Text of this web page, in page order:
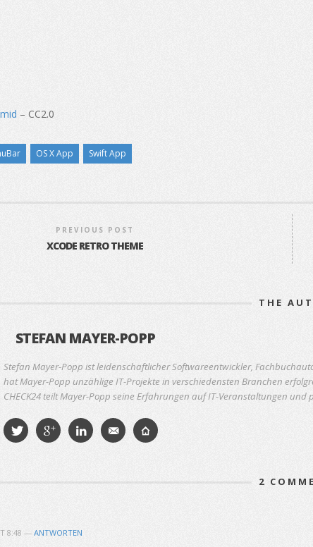
– CC2.0
OS X App Swift App
PREVIOUS POST
XCODE RETRO THEME
THE
STEFAN MAYER-POPP
Stefan Mayer-Popp ist leidenschaftlicher Softwareentwickler,
hat Mayer-Popp unzählige IT-Projekte in verschiedensten Branchen
CHECK24 teilt Mayer-Popp seine Erfahrungen auf IT-Veranstaltungen
2
8:48 — ANTWORTEN